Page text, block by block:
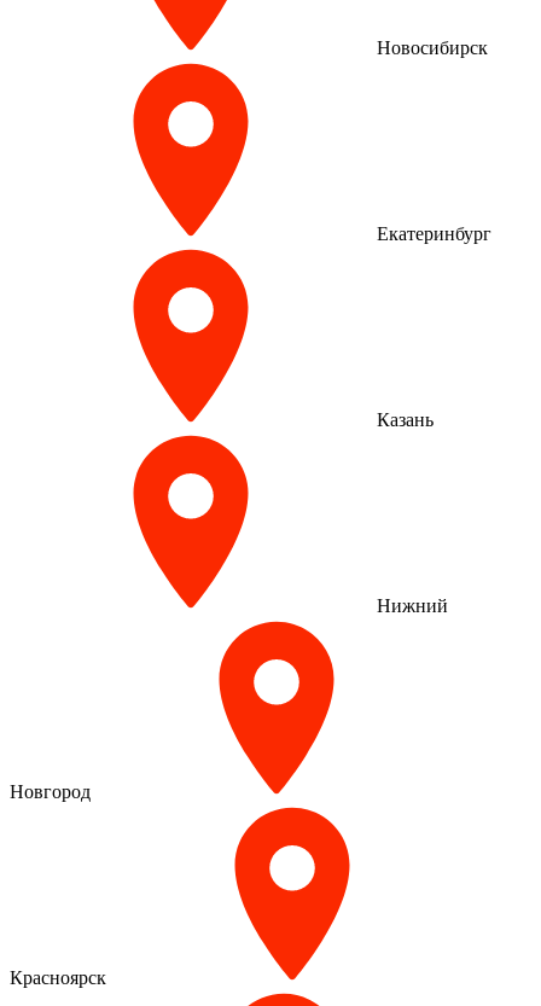
Новосибирск
Екатеринбург
Казань
Нижний
Новгород
Красноярск